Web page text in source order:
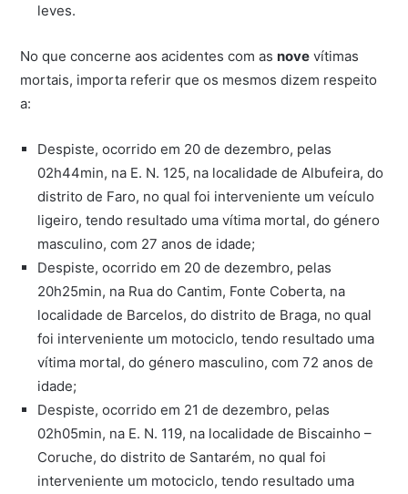
leves.
No que concerne aos acidentes com as nove vítimas
mortais, importa referir que os mesmos dizem respeito
a:
Despiste, ocorrido em 20 de dezembro, pelas
02h44min, na E. N. 125, na localidade de Albufeira, do
distrito de Faro, no qual foi interveniente um veículo
ligeiro, tendo resultado uma vítima mortal, do género
masculino, com 27 anos de idade;
Despiste, ocorrido em 20 de dezembro, pelas
20h25min, na Rua do Cantim, Fonte Coberta, na
localidade de Barcelos, do distrito de Braga, no qual
foi interveniente um motociclo, tendo resultado uma
vítima mortal, do género masculino, com 72 anos de
idade;
Despiste, ocorrido em 21 de dezembro, pelas
02h05min, na E. N. 119, na localidade de Biscainho –
Coruche, do distrito de Santarém, no qual foi
interveniente um motociclo, tendo resultado uma